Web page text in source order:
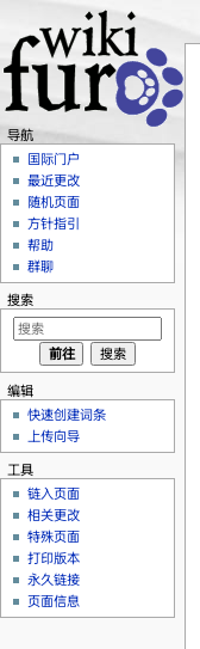
导航
国际门户
最近更改
随机页面
方针指引
帮助
群聊
搜索
编辑
快速创建词条
上传向导
工具
链入页面
相关更改
特殊页面
打印版本
永久链接
页面信息